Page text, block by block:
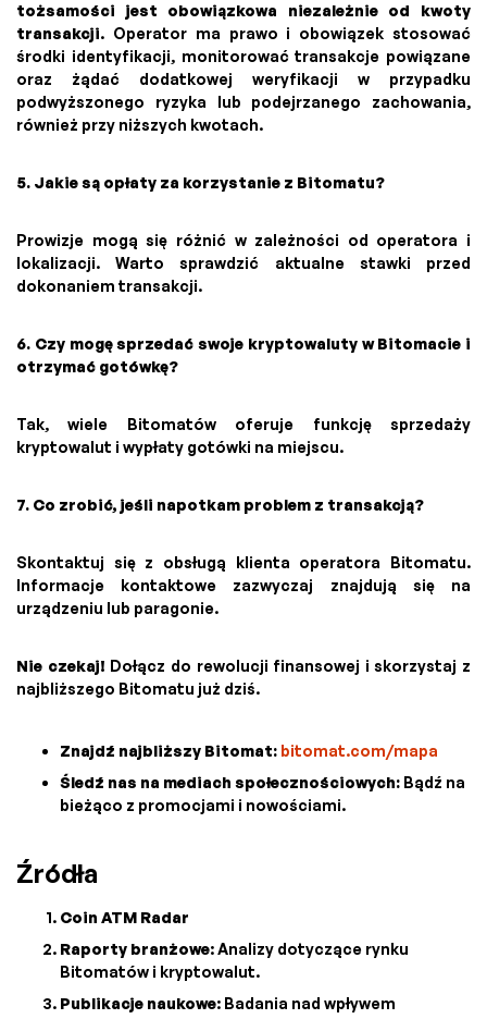
tożsamości jest obowiązkowa niezależnie od kwoty
transakcji. Operator ma prawo i obowiązek stosować
środki identyfikacji, monitorować transakcje powiązane
oraz żądać dodatkowej weryfikacji w przypadku
podwyższonego ryzyka lub podejrzanego zachowania,
również przy niższych kwotach.
5. Jakie są opłaty za korzystanie z Bitomatu?
Prowizje mogą się różnić w zależności od operatora i
lokalizacji. Warto sprawdzić aktualne stawki przed
dokonaniem transakcji.
6. Czy mogę sprzedać swoje kryptowaluty w Bitomacie i
otrzymać gotówkę?
Tak, wiele Bitomatów oferuje funkcję sprzedaży
kryptowalut i wypłaty gotówki na miejscu.
7. Co zrobić, jeśli napotkam problem z transakcją?
Skontaktuj się z obsługą klienta operatora Bitomatu.
Informacje kontaktowe zazwyczaj znajdują się na
urządzeniu lub paragonie.
Nie czekaj! Dołącz do rewolucji finansowej i skorzystaj z
najbliższego Bitomatu już dziś.
Znajdź najbliższy Bitomat: bitomat.com/mapa
Śledź nas na mediach społecznościowych: Bądź na
bieżąco z promocjami i nowościami.
Źródła
Coin ATM Radar
Raporty branżowe: Analizy dotyczące rynku
Bitomatów i kryptowalut.
Publikacje naukowe: Badania nad wpływem